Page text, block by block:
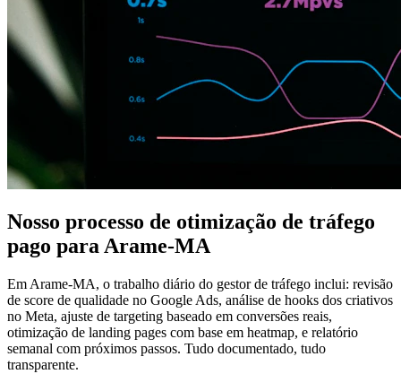
Nosso processo de otimização de tráfego
pago para Arame-MA
Em Arame-MA, o trabalho diário do gestor de tráfego inclui: revisão
de score de qualidade no Google Ads, análise de hooks dos criativos
no Meta, ajuste de targeting baseado em conversões reais,
otimização de landing pages com base em heatmap, e relatório
semanal com próximos passos. Tudo documentado, tudo
transparente.